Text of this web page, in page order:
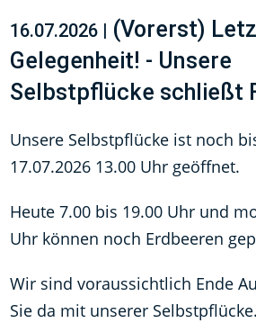
16.07.2026 | (Vorerst)
Gelegenheit! - Unsere
Selbstpflücke schließt
Unsere Selbstpflücke ist noch
17.07.2026 13.00 Uhr geöffnet.
Heute 7.00 bis 19.00 Uhr und
Uhr können noch Erdbeeren
Wir sind voraussichtlich Ende
Sie da mit unserer Selbstpflücke.